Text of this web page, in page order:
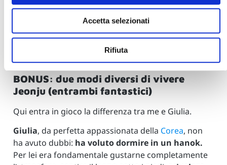
Accetta selezionati
Rifiuta
coreana in modo autentico: capisci davvero come si
viveva (e in parte si vive ancora) in queste abitazioni.
BONUS: due modi diversi di vivere
Jeonju (entrambi fantastici)
Qui entra in gioco la differenza tra me e Giulia.
Giulia, da perfetta appassionata della Corea, non
ha avuto dubbi: ha voluto dormire in un hanok.
Per lei era fondamentale gustarne completamente